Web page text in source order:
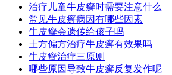
治疗儿童牛皮癣时需要注意什么
常见牛皮癣病因有哪些因素
牛皮癣会遗传给孩子吗
土方偏方治疗牛皮癣有效果吗
牛皮癣治疗三原则
哪些原因导致牛皮癣反复发作呢